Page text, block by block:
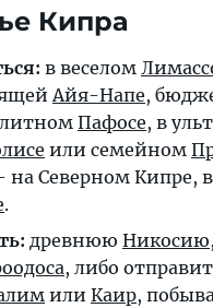
Кипра
в веселом
Айя-Напе,
Пафосе, в
или семейном
на Северном Кипре, в
.
древнюю Никосию,
, либо
или Каир,